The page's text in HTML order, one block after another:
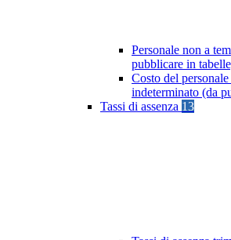
Personale non a
pubblicare in
Costo del
indeterminato (da
Tassi di assenza 13